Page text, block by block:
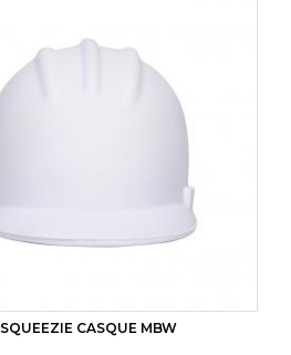
SQUEEZIE CASQUE MBW